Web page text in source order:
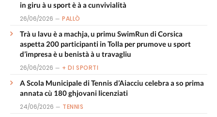
in giru à u sport è à a cunvivialità
26/06/2026 PALLÒ
Trà u lavu è a machja, u primu SwimRun di Corsica
aspetta 200 participanti in Tolla per prumove u sport
d’impresa è u benistà à u travagliu
26/06/2026 + DI SPORTI
A Scola Municipale di Tennis d’Aiacciu celebra a so prima
annata cù 180 ghjovani licenziati
24/06/2026 TENNIS